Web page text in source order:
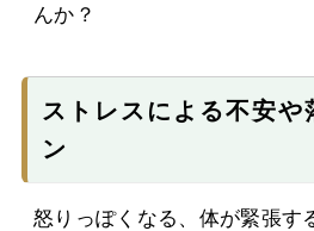
んか？
ストレスによる不安や
ン
怒りっぽくなる、体が緊張す